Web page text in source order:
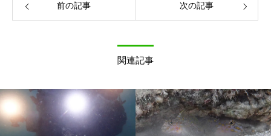
前の記事 次の記事
関連記事